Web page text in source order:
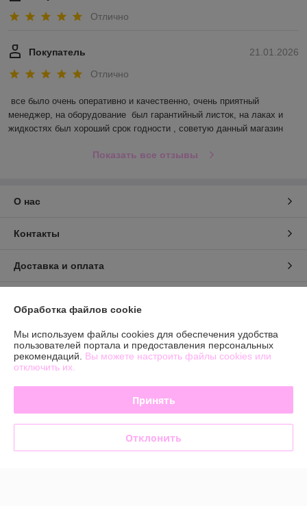
Отлично
21.01.2026
Покупатель
Отлично
все было очень оперативно и качественно, очень приятный
менеджер, на оборудование  был гарантийный листок, на лаках и
жидкостях был хороший срок годности , советую данный магазин
Показать все отзывы
О нас
Контакты
Доставка и оплата
Полная версия сайта
Политика обработки cookies
Обработка файлов cookie
Мы используем файлы cookies для обеспечения удобства
пользователей портала и предоставления персональных
рекомендаций. Вы можете настроить файлы cookies или
отключить их.
Принять
Отклонить